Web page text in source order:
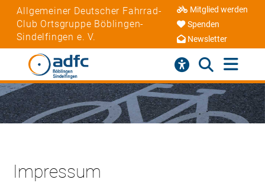
Allgemeiner Deutscher Fahrrad-
Club Ortsgruppe Böblingen-
Sindelfingen e. V.
Mitglied werden
Spenden
Newsletter
Impressum